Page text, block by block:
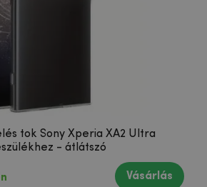
tok Sony Xperia XA2 Ultra
- átlátszó
Vásárlás